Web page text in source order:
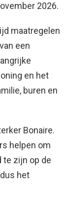
2026.
maatregelen
een
en het
buren en
Bonaire.
helpen om
te zijn op de
het